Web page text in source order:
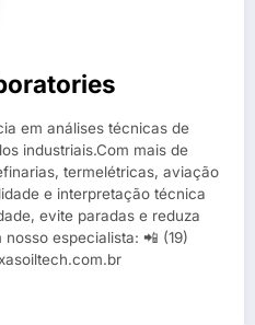
em análises técnicas de
industriais.Com mais de
termelétricas, aviação
e interpretação técnica
evite paradas e reduza
especialista: 📲 (19)